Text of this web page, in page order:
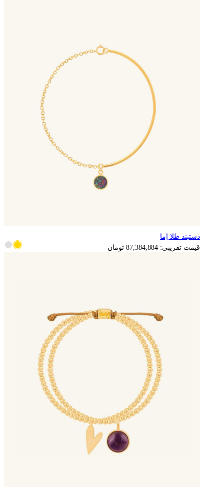
17,476,977
دستبند طلا اِما
قیمت تقریبی:87,384,884 تومان